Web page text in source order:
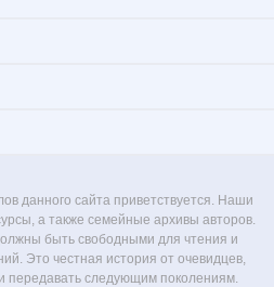
данного сайта приветствуется. Наши
а также семейные архивы авторов.
быть свободными для чтения и
Это честная история от очевидцев,
передавать следующим поколениям.